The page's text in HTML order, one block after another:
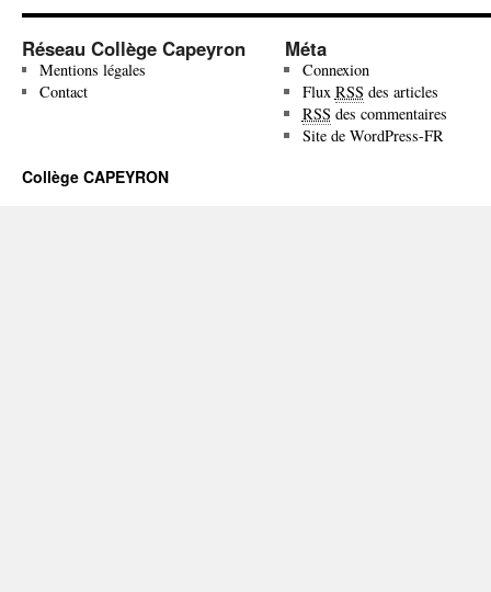
Réseau Collège Capeyron
Mentions légales
Contact
Méta
Connexion
Flux RSS des articles
RSS des commentaires
Site de WordPress-FR
Collège CAPEYRON